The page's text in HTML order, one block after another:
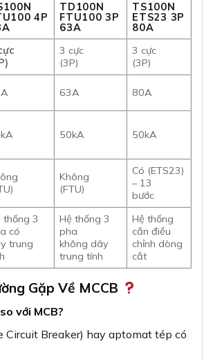
4P
TD100N
FTU100 3P
63A
TS100N
ETS23 3P
80A
3 cực
(3P)
3 cực
(3P)
63A 80A
50kA 50kA
Không
(FTU)
Có (ETS23)
– 13
bước
thống 3
có
trung
Hệ thống 3
pha
không dây
trung tính
Hệ thống
cần điều
chỉnh dòng
cắt
Gặp Về MCCB
với MCB?
Circuit Breaker) hay aptomat tép có